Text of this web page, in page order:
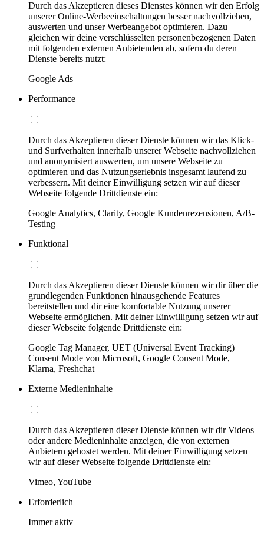
Durch das Akzeptieren dieses Dienstes können wir den Erfolg
unserer Online-Werbeeinschaltungen besser nachvollziehen,
auswerten und unser Werbeangebot optimieren. Dazu
gleichen wir deine verschlüsselten personenbezogenen Daten
mit folgenden externen Anbietenden ab, sofern du deren
Dienste bereits nutzt:
Google Ads
Performance
Durch das Akzeptieren dieser Dienste können wir das Klick-
und Surfverhalten innerhalb unserer Webseite nachvollziehen
und anonymisiert auswerten, um unsere Webseite zu
optimieren und das Nutzungserlebnis insgesamt laufend zu
verbessern. Mit deiner Einwilligung setzen wir auf dieser
Webseite folgende Drittdienste ein:
Google Analytics, Clarity, Google Kundenrezensionen, A/B-
Testing
Funktional
Durch das Akzeptieren dieser Dienste können wir dir über die
grundlegenden Funktionen hinausgehende Features
bereitstellen und dir eine komfortable Nutzung unserer
Webseite ermöglichen. Mit deiner Einwilligung setzen wir auf
dieser Webseite folgende Drittdienste ein:
Google Tag Manager, UET (Universal Event Tracking)
Consent Mode von Microsoft, Google Consent Mode,
Klarna, Freshchat
Externe Medieninhalte
Durch das Akzeptieren dieser Dienste können wir dir Videos
oder andere Medieninhalte anzeigen, die von externen
Anbietern gehostet werden. Mit deiner Einwilligung setzen
wir auf dieser Webseite folgende Drittdienste ein:
Vimeo, YouTube
Erforderlich
Immer aktiv